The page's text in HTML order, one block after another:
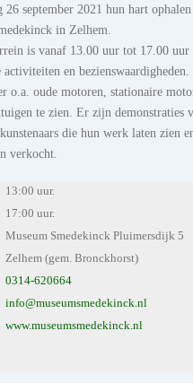
26 september 2021 hun hart
in Zelhem.
is vanaf 13.00 uur tot 17.00 uur
en
o.a. oude motoren, stationaire
te zien. Er zijn demonstraties
die hun werk laten zien
verkocht.
13:00 uur.
17:00 uur.
Museum Smedekinck Pluimersdijk 5
Zelhem (gem. Bronckhorst)
0314-620664
info@museumsmedekinck.nl
www.museumsmedekinck.nl